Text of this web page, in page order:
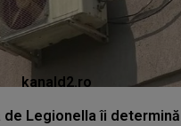
kanald2.ro
de Legionella îi